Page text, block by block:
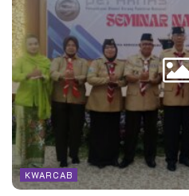
KWARCAB